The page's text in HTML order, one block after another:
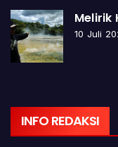
Melirik
10 Juli
INFO REDAKSI